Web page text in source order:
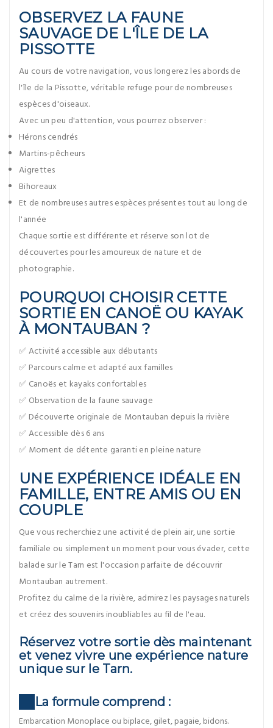
OBSERVEZ LA FAUNE
SAUVAGE DE L'ÎLE DE LA
PISSOTTE
Au cours de votre navigation, vous longerez les abords de
l'île de la Pissotte, véritable refuge pour de nombreuses
espèces d'oiseaux.
Avec un peu d'attention, vous pourrez observer :
Hérons cendrés
Martins-pêcheurs
Aigrettes
Bihoreaux
Et de nombreuses autres espèces présentes tout au long de
l'année
Chaque sortie est différente et réserve son lot de
découvertes pour les amoureux de nature et de
photographie.
POURQUOI CHOISIR CETTE
SORTIE EN CANOË OU KAYAK
À MONTAUBAN ?
✅ Activité accessible aux débutants
✅ Parcours calme et adapté aux familles
✅ Canoës et kayaks confortables
✅ Observation de la faune sauvage
✅ Découverte originale de Montauban depuis la rivière
✅ Accessible dès 6 ans
✅ Moment de détente garanti en pleine nature
UNE EXPÉRIENCE IDÉALE EN
FAMILLE, ENTRE AMIS OU EN
COUPLE
Que vous recherchiez une activité de plein air, une sortie
familiale ou simplement un moment pour vous évader, cette
balade sur le Tarn est l'occasion parfaite de découvrir
Montauban autrement.
Profitez du calme de la rivière, admirez les paysages naturels
et créez des souvenirs inoubliables au fil de l'eau.
Réservez votre sortie dès maintenant
et venez vivre une expérience nature
unique sur le Tarn.
La formule comprend :
Embarcation Monoplace ou biplace, gilet, pagaie, bidons.